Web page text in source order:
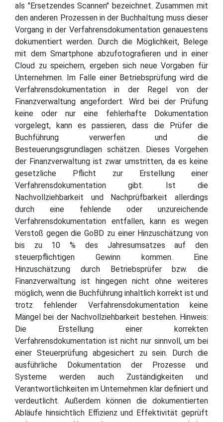
als "Ersetzendes Scannen" bezeichnet. Zusammen mit
den anderen Prozessen in der Buchhaltung muss dieser
Vorgang in der Verfahrensdokumentation genauestens
dokumentiert werden. Durch die Möglichkeit, Belege
mit dem Smartphone abzufotografieren und in einer
Cloud zu speichern, ergeben sich neue Vorgaben für
Unternehmen. Im Falle einer Betriebsprüfung wird die
Verfahrensdokumentation in der Regel von der
Finanzverwaltung angefordert. Wird bei der Prüfung
keine oder nur eine fehlerhafte Dokumentation
vorgelegt, kann es passieren, dass die Prüfer die
Buchführung verwerfen und die
Besteuerungsgrundlagen schätzen. Dieses Vorgehen
der Finanzverwaltung ist zwar umstritten, da es keine
gesetzliche Pflicht zur Erstellung einer
Verfahrensdokumentation gibt. Ist die
Nachvollziehbarkeit und Nachprüfbarkeit allerdings
durch eine fehlende oder unzureichende
Verfahrensdokumentation entfallen, kann es wegen
Verstoß gegen die GoBD zu einer Hinzuschätzung von
bis zu 10 % des Jahresumsatzes auf den
steuerpflichtigen Gewinn kommen. Eine
Hinzuschätzung durch Betriebsprüfer bzw. die
Finanzverwaltung ist hingegen nicht ohne weiteres
möglich, wenn die Buchführung inhaltlich korrekt ist und
trotz fehlender Verfahrensdokumentation keine
Mängel bei der Nachvollziehbarkeit bestehen. Hinweis:
Die Erstellung einer korrekten
Verfahrensdokumentation ist nicht nur sinnvoll, um bei
einer Steuerprüfung abgesichert zu sein. Durch die
ausführliche Dokumentation der Prozesse und
Systeme werden auch Zuständigkeiten und
Verantwortlichkeiten im Unternehmen klar definiert und
verdeutlicht. Außerdem können die dokumentierten
Abläufe hinsichtlich Effizienz und Effektivität geprüft